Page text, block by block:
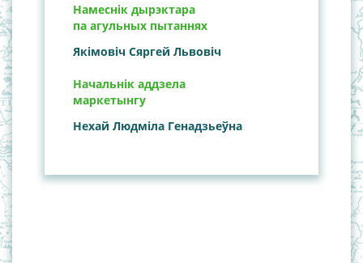
Намеснік дырэктара
па агульных пытаннях
Якімовіч Сяргей Львовіч
Начальнік аддзела
маркетынгу
Нехай Людміла Генадзьеўна